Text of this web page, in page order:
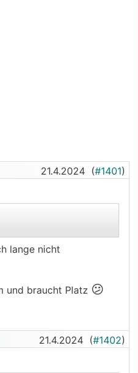
21.4.2024 (#1401)
lange nicht
und braucht Platz 😕
21.4.2024 (#1402)